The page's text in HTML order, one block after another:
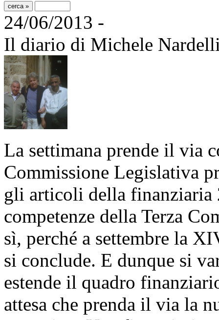
24/06/2013 -
Il diario di Michele
La settimana prende il via
Commissione Legislativa
gli articoli della finanziaria
competenze della Terza
sì, perché a settembre la
si conclude. E dunque si
estende il quadro
attesa che prenda il via la